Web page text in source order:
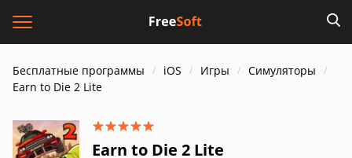
Бесплатные программы iOS Игры
Симуляторы
Earn to Die 2 Lite
Earn to Die 2 Lite